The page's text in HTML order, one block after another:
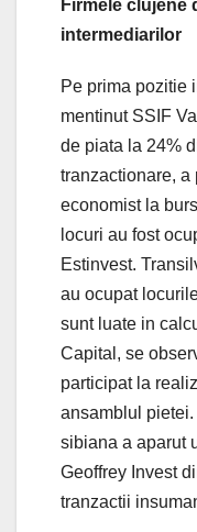
Firmele clujene
intermediarilor
Pe prima pozitie
mentinut SSIF
de piata la 24%
tranzactionare, a
economist la
locuri au fost
Estinvest.
au ocupat
sunt luate in
Capital, se
participat la
ansamblul
sibiana a aparut
Geoffrey Invest
tranzactii